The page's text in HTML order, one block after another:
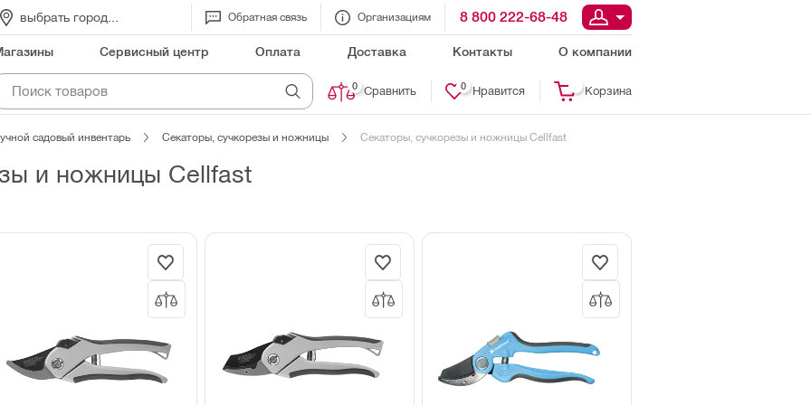
выбрать город... Обратная связь Организациям 8 800 222-68-48
Сервисный центр Оплата Доставка Контакты О компании
Сравнить
0 Нравится
0 Корзина
садовый инвентарь Секаторы, сучкорезы и ножницы Секаторы, сучкорезы и ножницы Cellfast
и ножницы Cellfast